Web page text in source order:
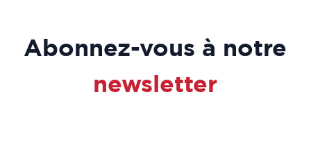
Abonnez-vous à notre
newsletter